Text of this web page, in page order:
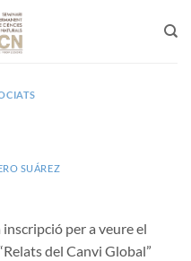
SUÁREZ
per a veure el
del Canvi Global”